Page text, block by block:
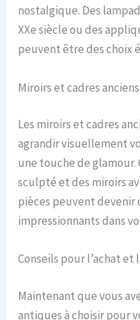
nostalgique. Des
XXe siècle ou des
peuvent être des choix
Miroirs et cadres anciens
Les miroirs et cadres
agrandir visuellement
une touche de glamour.
sculpté et des miroirs
pièces peuvent devenir
impressionnants dans
Conseils pour l’achat
Maintenant que vous
antiques à choisir pour